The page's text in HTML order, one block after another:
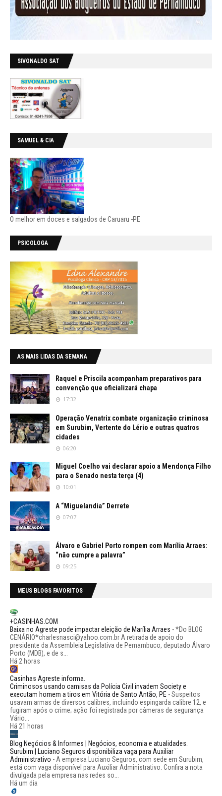
SIVONALDO SAT
SAMUEL & CIA
O melhor em doces e salgados de Caruaru -PE
PSICOLOGA
AS MAIS LIDAS DA SEMANA
Raquel e Priscila acompanham preparativos para
convenção que oficializará chapa
17:32
Operação Venatrix combate organização criminosa
em Surubim, Vertente do Lério e outras quatros
cidades
06:20
Miguel Coelho vai declarar apoio a Mendonça Filho
para o Senado nesta terça (4)
10:01
A “Miguelandia” Derrete
07:07
Álvaro e Gabriel Porto rompem com Marília Arraes:
“não cumpre a palavra”
09:25
MEUS BLOGS FAVORITOS
+CASINHAS.COM
Baixa no Agreste pode impactar eleição de Marília Arraes -*Do BLOG
CENÁRIO*charlesnasci@yahoo.com.br A retirada de apoio do
presidente da Assembleia Legislativa de Pernambuco, deputado Álvaro
Porto (MDB), e de s...
Há 2 horas
Casinhas Agreste informa.
Criminosos usando camisas da Polícia Civil invadem Society e
executam homem a tiros em Vitória de Santo Antão, PE -Suspeitos
usavam armas de diversos calibres, incluindo espingarda calibre 12, e
fugiram após o crime; ação foi registrada por câmeras de segurança
Vário...
Há 21 horas
Blog Negócios & Informes | Negócios, economia e atualidades.
Surubim | Luciano Seguros disponibiliza vaga para Auxiliar
Administrativo - A empresa Luciano Seguros, com sede em Surubim,
está com vaga disponível para Auxiliar Administrativo. Confira a nota
divulgada pela empresa nas redes so...
Há um dia